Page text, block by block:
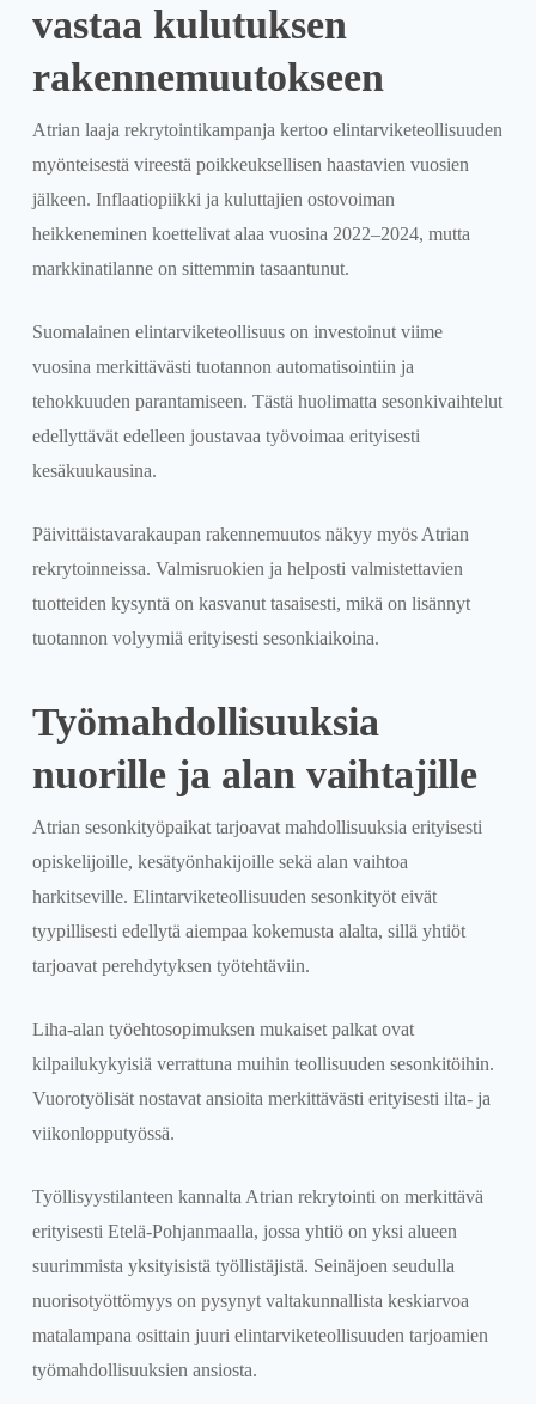
vastaa kulutuksen
rakennemuutokseen
Atrian laaja rekrytointikampanja kertoo elintarviketeollisuuden
myönteisestä vireestä poikkeuksellisen haastavien vuosien
jälkeen. Inflaatiopiikki ja kuluttajien ostovoiman
heikkeneminen koettelivat alaa vuosina 2022–2024, mutta
markkinatilanne on sittemmin tasaantunut.
Suomalainen elintarviketeollisuus on investoinut viime
vuosina merkittävästi tuotannon automatisointiin ja
tehokkuuden parantamiseen. Tästä huolimatta sesonkivaihtelut
edellyttävät edelleen joustavaa työvoimaa erityisesti
kesäkuukausina.
Päivittäistavarakaupan rakennemuutos näkyy myös Atrian
rekrytoinneissa. Valmisruokien ja helposti valmistettavien
tuotteiden kysyntä on kasvanut tasaisesti, mikä on lisännyt
tuotannon volyymiä erityisesti sesonkiaikoina.
Työmahdollisuuksia
nuorille ja alan vaihtajille
Atrian sesonkityöpaikat tarjoavat mahdollisuuksia erityisesti
opiskelijoille, kesätyönhakijoille sekä alan vaihtoa
harkitseville. Elintarviketeollisuuden sesonkityöt eivät
tyypillisesti edellytä aiempaa kokemusta alalta, sillä yhtiöt
tarjoavat perehdytyksen työtehtäviin.
Liha-alan työehtosopimuksen mukaiset palkat ovat
kilpailukykyisiä verrattuna muihin teollisuuden sesonkitöihin.
Vuorotyölisät nostavat ansioita merkittävästi erityisesti ilta- ja
viikonlopputyössä.
Työllisyystilanteen kannalta Atrian rekrytointi on merkittävä
erityisesti Etelä-Pohjanmaalla, jossa yhtiö on yksi alueen
suurimmista yksityisistä työllistäjistä. Seinäjoen seudulla
nuorisotyöttömyys on pysynyt valtakunnallista keskiarvoa
matalampana osittain juuri elintarviketeollisuuden tarjoamien
työmahdollisuuksien ansiosta.